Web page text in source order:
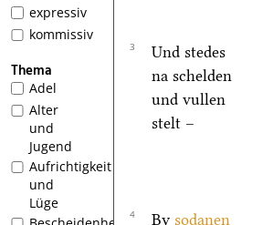
expressiv
kommissiv
Thema
Adel
Alter
und
Jugend
Aufrichtigkeit
und
Lüge
3
Und stedes
na schelden
und vullen
stelt –
4 By sodanen